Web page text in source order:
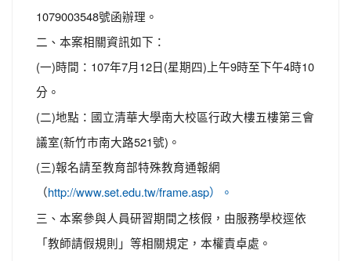
1079003548號函辦理。
二、本案相關資訊如下：
(一)時間：107年7月12日(星期四)上午9時至下午4時10
分。
(二)地點：國立清華大學南大校區行政大樓五樓第三會
議室(新竹市南大路521號)。
(三)報名請至教育部特殊教育通報網
（ http://www.set.edu.tw/frame.asp）。
三、本案參與人員研習期間之核假，由服務學校逕依
「教師請假規則」等相關規定，本權責卓處。